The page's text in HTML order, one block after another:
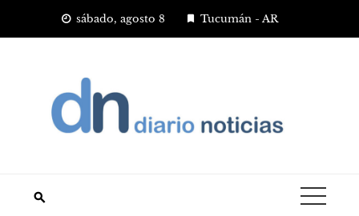
sábado, agosto 8 Tucumán - AR